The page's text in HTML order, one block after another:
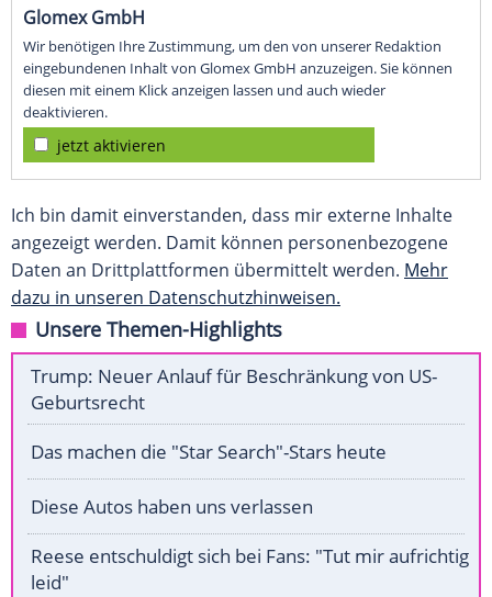
Glomex GmbH
Wir benötigen Ihre Zustimmung, um den von unserer Redaktion
eingebundenen Inhalt von Glomex GmbH anzuzeigen. Sie können
diesen mit einem Klick anzeigen lassen und auch wieder
deaktivieren.
jetzt aktivieren
Ich bin damit einverstanden, dass mir externe Inhalte
angezeigt werden. Damit können personenbezogene
Daten an Drittplattformen übermittelt werden. Mehr
dazu in unseren Datenschutzhinweisen.
Unsere Themen-Highlights
Trump: Neuer Anlauf für Beschränkung von US-
Geburtsrecht
Das machen die "Star Search"-Stars heute
Diese Autos haben uns verlassen
Reese entschuldigt sich bei Fans: "Tut mir aufrichtig
leid"